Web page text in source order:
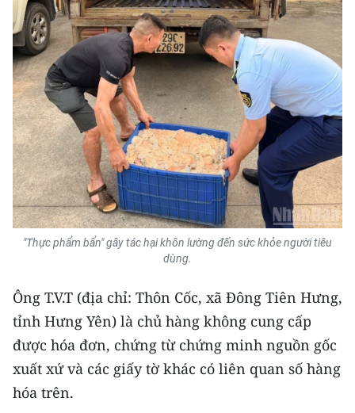
Media Văn hóa
Media Xã hội
Media Pháp luật
Media Du lịch
Media Thế giới
Media Thể thao
Media Giáo dục
Media Khoa học - Công nghệ
Media Môi trường
Ảnh
Infographic
"Thực phẩm bẩn" gây tác hại khôn lường đến sức khỏe người tiêu
dùng.
Ông T.V.T (địa chỉ: Thôn Cốc, xã Đông Tiên Hưng,
tỉnh Hưng Yên) là chủ hàng không cung cấp
được hóa đơn, chứng từ chứng minh nguồn gốc
xuất xứ và các giấy tờ khác có liên quan số hàng
hóa trên.